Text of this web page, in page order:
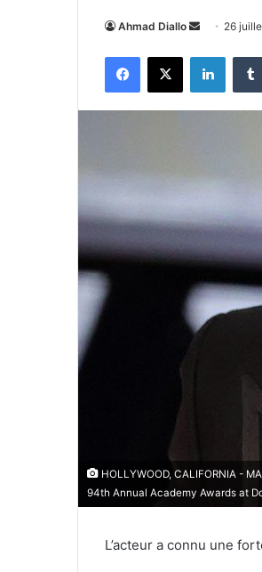
Ahmad Diallo
Envoyer
courriel
26
Facebook
X
HOLLYWOOD, CALIFORNIA -
94th Annual Academy Awards at
L’acteur a connu une